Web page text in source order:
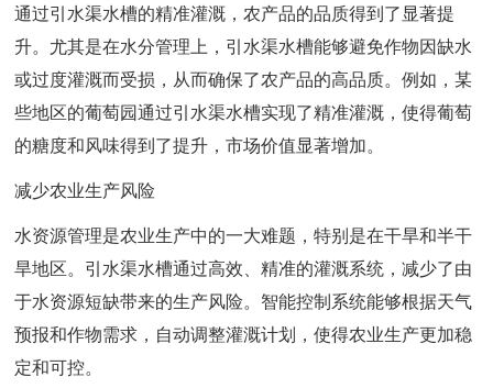
通过引水渠水槽的精准灌溉，农产品的品质得到了显著提
升。尤其是在水分管理上，引水渠水槽能够避免作物因缺水
或过度灌溉而受损，从而确保了农产品的高品质。例如，某
些地区的葡萄园通过引水渠水槽实现了精准灌溉，使得葡萄
的糖度和风味得到了提升，市场价值显著增加。
减少农业生产风险
水资源管理是农业生产中的一大难题，特别是在干旱和半干
旱地区。引水渠水槽通过高效、精准的灌溉系统，减少了由
于水资源短缺带来的生产风险。智能控制系统能够根据天气
预报和作物需求，自动调整灌溉计划，使得农业生产更加稳
定和可控。